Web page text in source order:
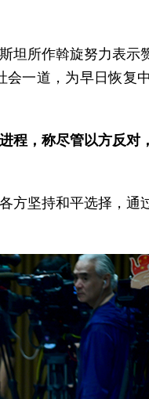
坦所作斡旋努力表
一道，为早日恢复
程，称尽管以方反
方坚持和平选择，